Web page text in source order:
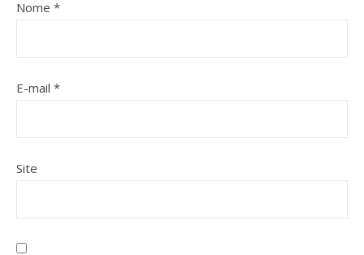
Nome *
E-mail *
Site